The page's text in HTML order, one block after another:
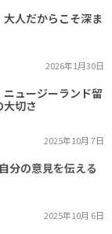
大人だからこそ深ま
2026年1月30日
ニュージーランド留
切さ
2025年10月 7日
分の意見を伝える
2025年10月 6日